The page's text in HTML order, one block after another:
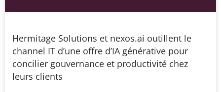
Hermitage Solutions et nexos.ai outillent le
channel IT d’une offre d’IA générative pour
concilier gouvernance et productivité chez
leurs clients